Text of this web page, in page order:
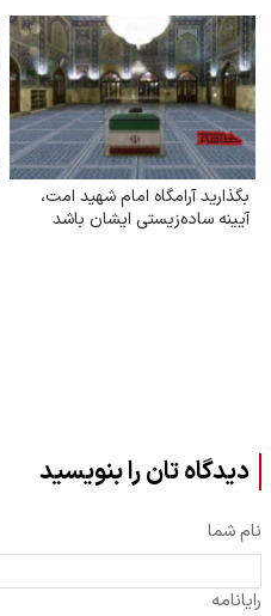
بگذارید آرامگاه امام شهید امت،
آیینه ساده‌زیستی ایشان باشد
دیدگاه تان را بنویسید
نام شما
رایانامه